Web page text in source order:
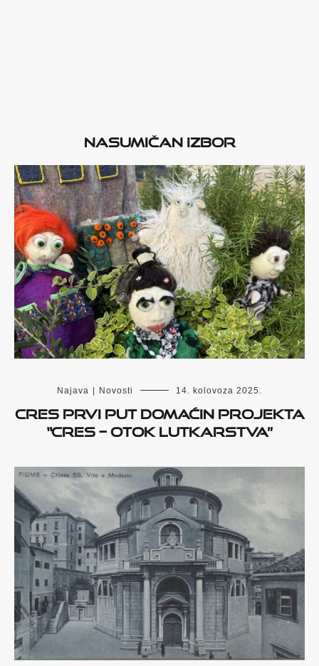
Nasumičan izbor
Najava | Novosti 14. kolovoza 2025.
CRES PRVI PUT DOMAĆIN PROJEKTA
“CRES – OTOK LUTKARSTVA”